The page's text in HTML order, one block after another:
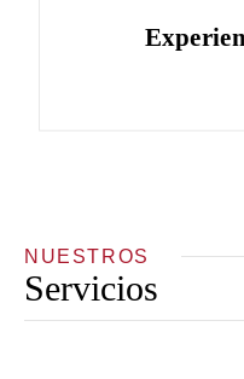
NUESTROS
Servicios